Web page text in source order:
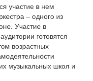
участие в нем
– одного из
Участие в
готовятся
возрастных
музыкальных школ и